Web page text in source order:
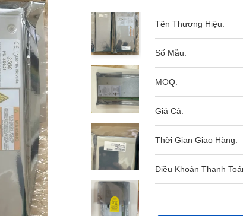
Tên Thương Hiệu:
Số Mẫu:
MOQ:
Giá Cả:
Thời Gian Giao Hàng:
Điều Khoản Thanh